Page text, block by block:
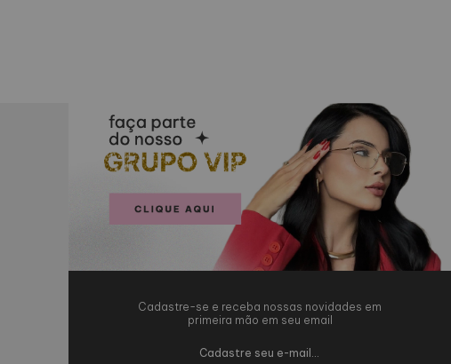
Cadastre-se e receba nossas novidades em
primeira mão em seu email